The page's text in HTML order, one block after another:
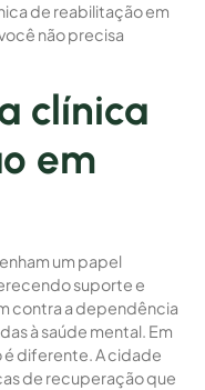
de reabilitação em
não precisa
clínica
em
um papel
suporte e
contra a dependência
à saúde mental. Em
é diferente. A cidade
de recuperação que